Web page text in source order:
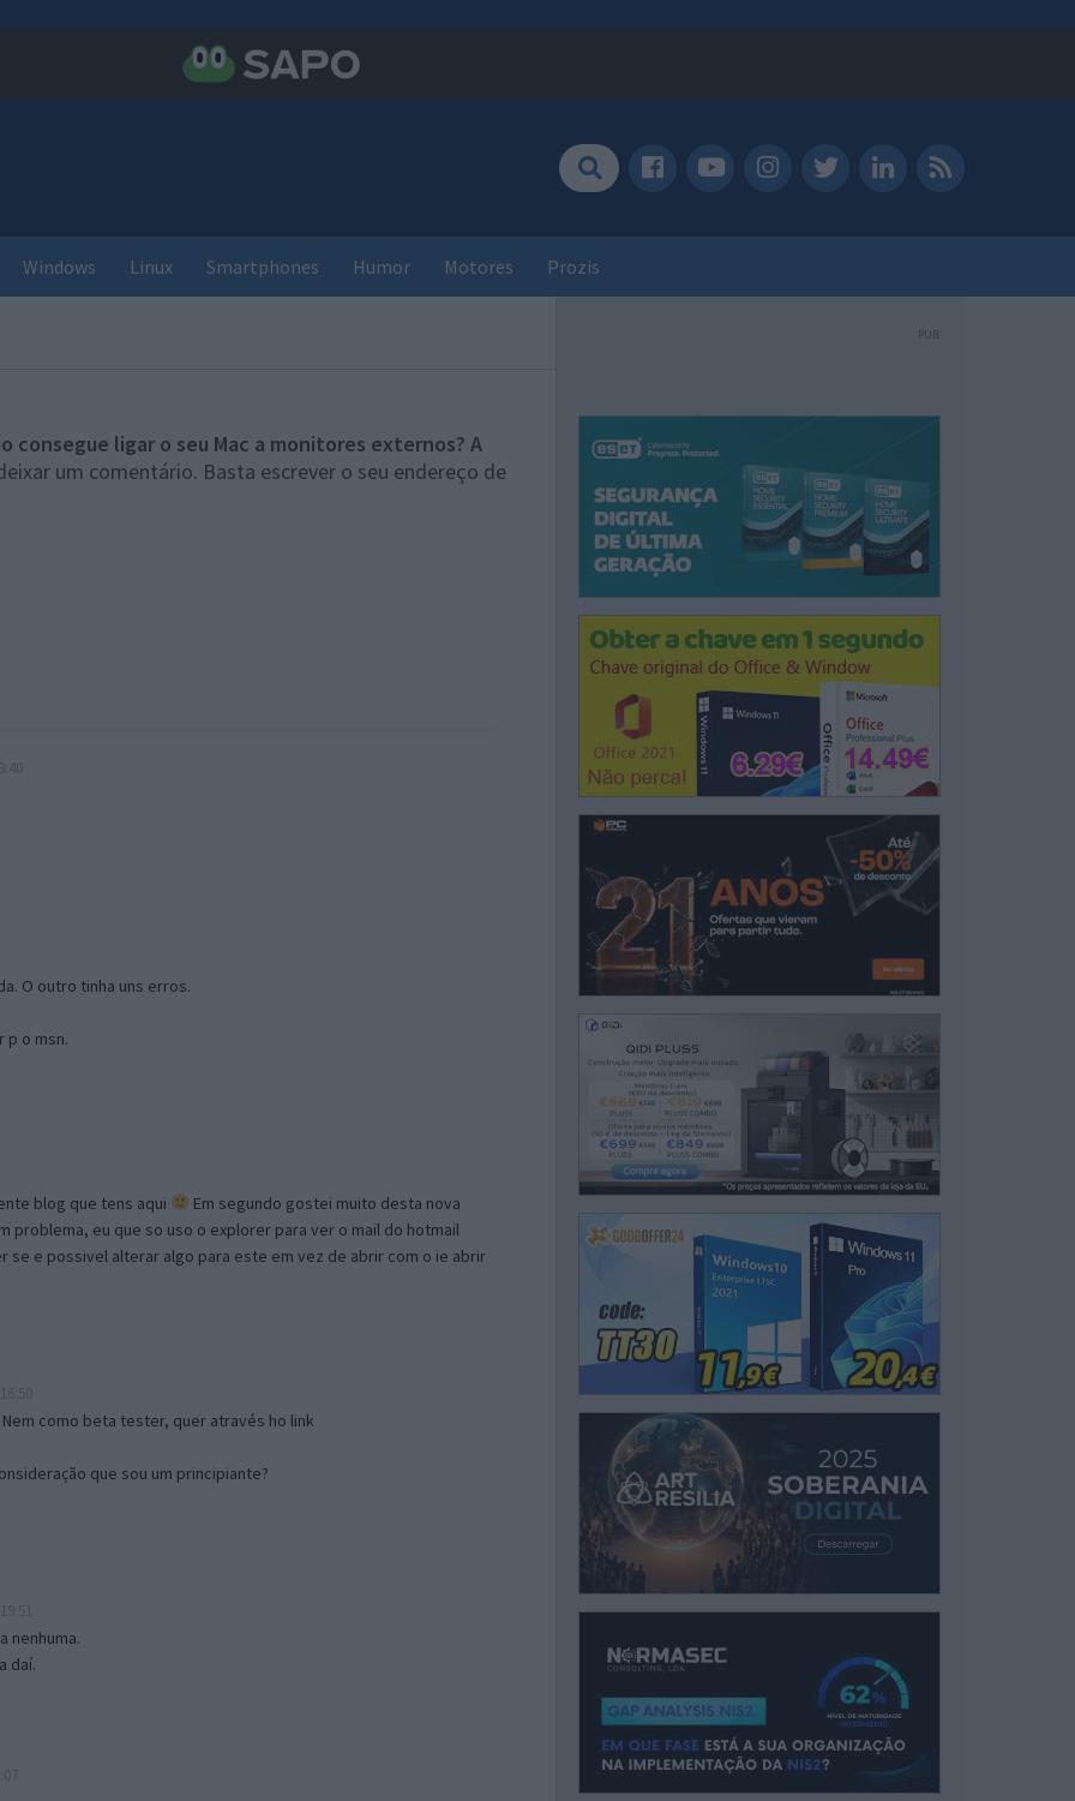
Windows Linux Smartphones Humor Motores Prozis
consegue ligar o seu Mac a monitores externos? A
um comentário. Basta escrever o seu endereço de
O outro tinha uns erros.
p o msn.
blog que tens aqui
Em segundo gostei muito desta nova
problema, eu que so uso o explorer para ver o mail do hotmail
se e possivel alterar algo para este em vez de abrir com o ie abrir
como beta tester, quer através ho link
que sou um principiante?
nenhuma.
daí.
PUB